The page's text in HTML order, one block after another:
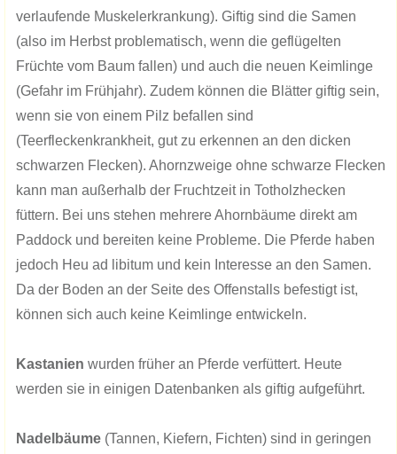
verlaufende Muskelerkrankung). Giftig sind die Samen
(also im Herbst problematisch, wenn die geflügelten
Früchte vom Baum fallen) und auch die neuen Keimlinge
(Gefahr im Frühjahr). Zudem können die Blätter giftig sein,
wenn sie von einem Pilz befallen sind
(Teerfleckenkrankheit, gut zu erkennen an den dicken
schwarzen Flecken). Ahornzweige ohne schwarze Flecken
kann man außerhalb der Fruchtzeit in Totholzhecken
füttern. Bei uns stehen mehrere Ahornbäume direkt am
Paddock und bereiten keine Probleme. Die Pferde haben
jedoch Heu ad libitum und kein Interesse an den Samen.
Da der Boden an der Seite des Offenstalls befestigt ist,
können sich auch keine Keimlinge entwickeln.
Kastanien wurden früher an Pferde verfüttert. Heute
werden sie in einigen Datenbanken als giftig aufgeführt.
Nadelbäume (Tannen, Kiefern, Fichten) sind in geringen